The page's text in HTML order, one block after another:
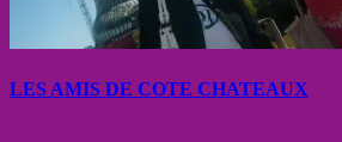
LES AMIS DE COTE CHATEAUX